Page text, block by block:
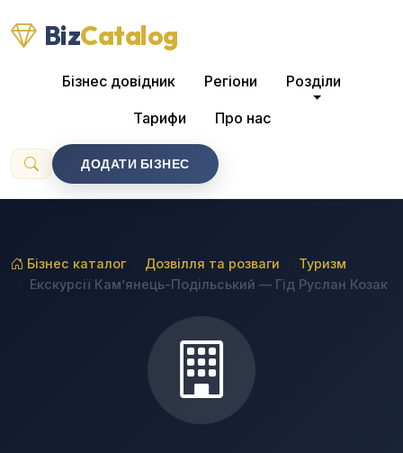
BizCatalog
Бізнес довідник Регіони Розділи
Тарифи Про нас
ДОДАТИ БІЗНЕС
Бізнес каталог Дозвілля та розваги
Туризм
Екскурсії Кам’янець-Подільський — Гід Руслан Козак